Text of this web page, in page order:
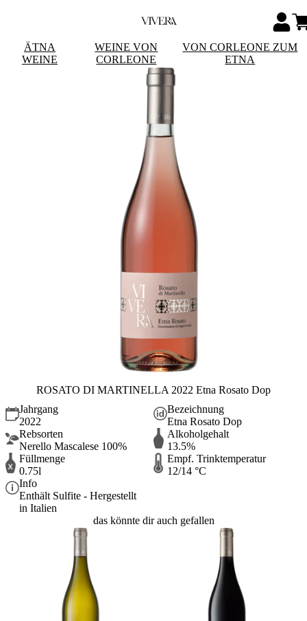
ÄTNA
WEINE
WEINE VON
CORLEONE
VON CORLEONE ZUM
ETNA
ROSATO DI MARTINELLA 2022 Etna Rosato Dop
Jahrgang
2022
Bezeichnung
Etna Rosato Dop
Rebsorten
Nerello Mascalese 100%
Alkoholgehalt
13.5%
Füllmenge
0.75l
Empf. Trinktemperatur
12/14 °C
Info
Enthält Sulfite - Hergestellt
in Italien
das könnte dir auch gefallen